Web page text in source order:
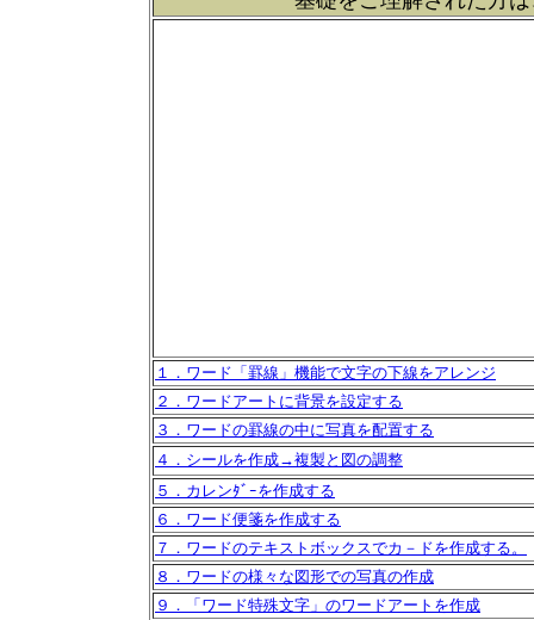
１．ワード「罫線」機能で文字の下線をアレンジ
２．ワードアートに背景を設定する
３．ワードの罫線の中に写真を配置する
４．シールを作成→複製と図の調整
５．カレンﾀﾞｰを作成する
６．ワード便箋を作成する
７．ワードのテキストボックスでカ－ドを作成する。
８．ワードの様々な図形での写真の作成
９．「ワード特殊文字」のワードアートを作成